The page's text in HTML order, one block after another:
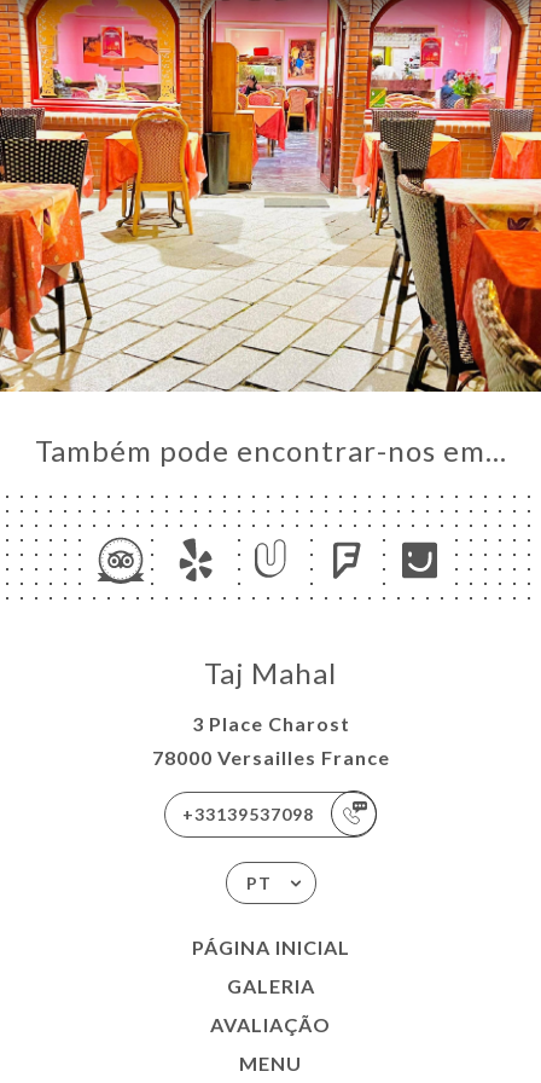
Também pode encontrar-nos em…
Taj Mahal
3 Place Charost
78000 Versailles France
+33139537098
PT
PÁGINA INICIAL
GALERIA
AVALIAÇÃO
MENU